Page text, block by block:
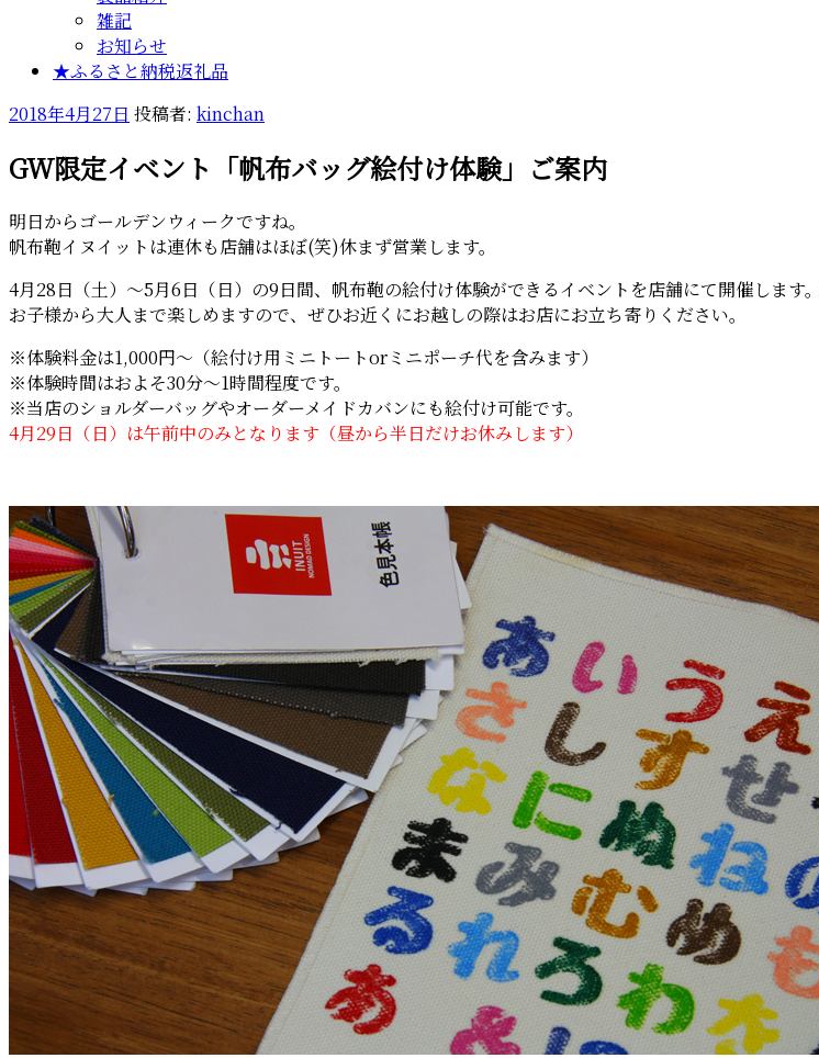
雑記
お知らせ
★ふるさと納税返礼品
投
日:
2018年4月27日 投稿者: kinchan
GW限定イベント「帆布バッグ絵付け体験」ご案内
明日からゴールデンウィークですね。
帆布鞄イヌイットは連休も店舗はほぼ(笑)休まず営業します。
4月28日（土）～5月6日（日）の9日間、帆布鞄の絵付け体験ができるイベントを店舗にて開催しま
お子様から大人まで楽しめますので、ぜひお近くにお越しの際はお店にお立ち寄りください。
※体験料金は1,000円～（絵付け用ミニトートorミニポーチ代を含みます）
※体験時間はおよそ30分～1時間程度です。
※当店のショルダーバッグやオーダーメイドカバンにも絵付け可能です。
4月29日（日）は午前中のみとなります（昼から半日だけお休みします）